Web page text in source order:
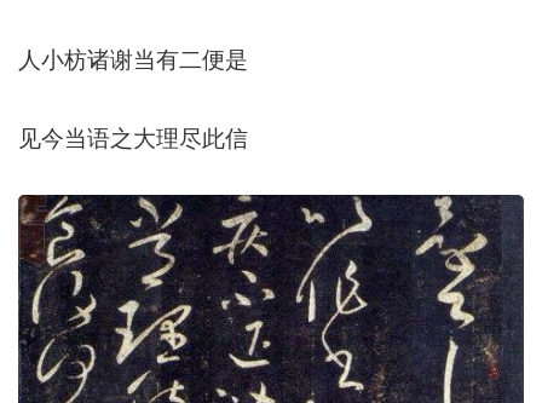
人小枋诸谢当有二便是
见今当语之大理尽此信